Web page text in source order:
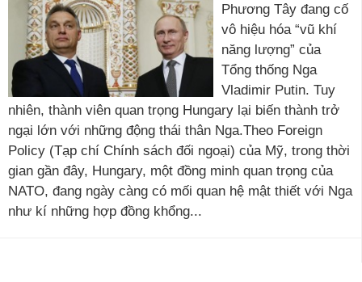
Phương Tây đang cố
vô hiệu hóa “vũ khí
năng lượng” của
Tổng thống Nga
Vladimir Putin. Tuy
nhiên, thành viên quan trọng Hungary lại biến thành trở
ngại lớn với những động thái thân Nga.Theo Foreign
Policy (Tạp chí Chính sách đối ngoại) của Mỹ, trong thời
gian gần đây, Hungary, một đồng minh quan trọng của
NATO, đang ngày càng có mối quan hệ mật thiết với Nga
như kí những hợp đồng khổng...